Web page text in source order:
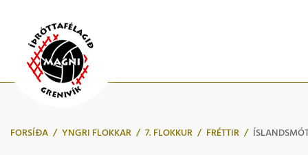
FORSÍÐA / YNGRI FLOKKAR / 7. FLOKKUR / FRÉTTIR /